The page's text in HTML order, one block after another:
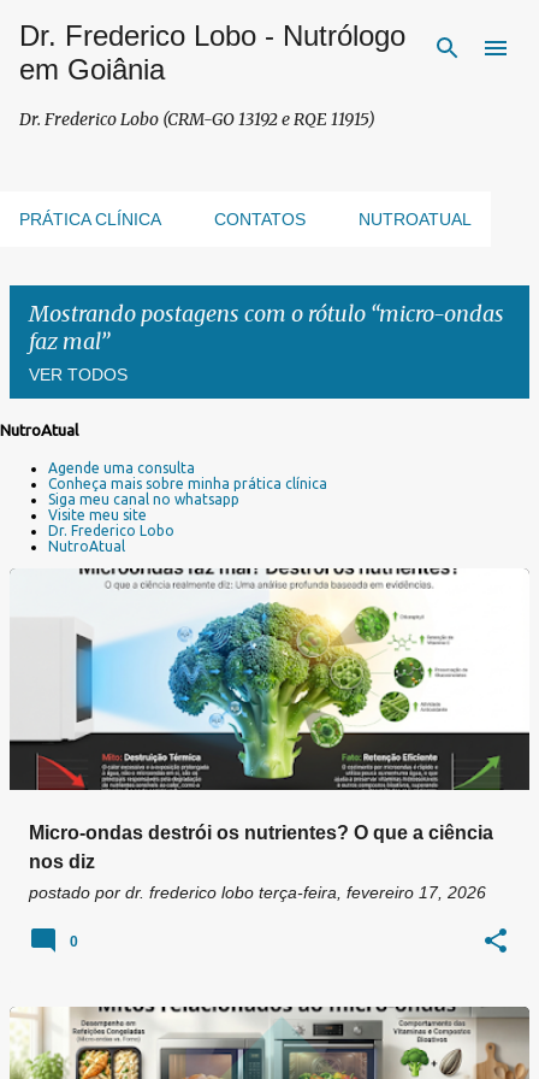
Pular para o conteúdo principal
Dr. Frederico Lobo - Nutrólogo
em Goiânia
Dr. Frederico Lobo (CRM-GO 13192 e RQE 11915)
PRÁTICA CLÍNICA CONTATOS NUTROATUAL
Mostrando postagens com o rótulo micro-ondas
faz mal
VER TODOS
g
NutroAtual
Agende uma consulta
Conheça mais sobre minha prática clínica
Siga meu canal no whatsapp
Visite meu site
Dr. Frederico Lobo
NutroAtual
Micro-ondas destrói os nutrientes? O que a ciência
nos diz
postado por dr. frederico lobo terça-feira, fevereiro 17, 2026
0